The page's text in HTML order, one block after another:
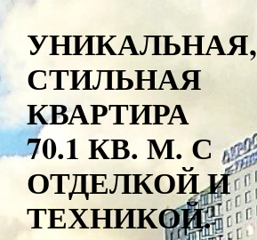
УНИКАЛЬНАЯ,
СТИЛЬНАЯ
КВАРТИРА
70.1 КВ. М. С
ОТДЕЛКОЙ И
ТЕХНИКОЙ.